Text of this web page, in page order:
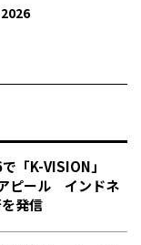
「K-VISION」
アピール インドネ
発信